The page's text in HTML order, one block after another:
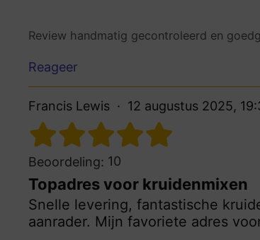
Review handmatig gecontroleerd en
Reageer
Francis Lewis 12 augustus 2025,
Beoordeling: 10
Topadres voor kruidenmixen
Snelle levering, fantastische
aanrader. Mijn favoriete adres